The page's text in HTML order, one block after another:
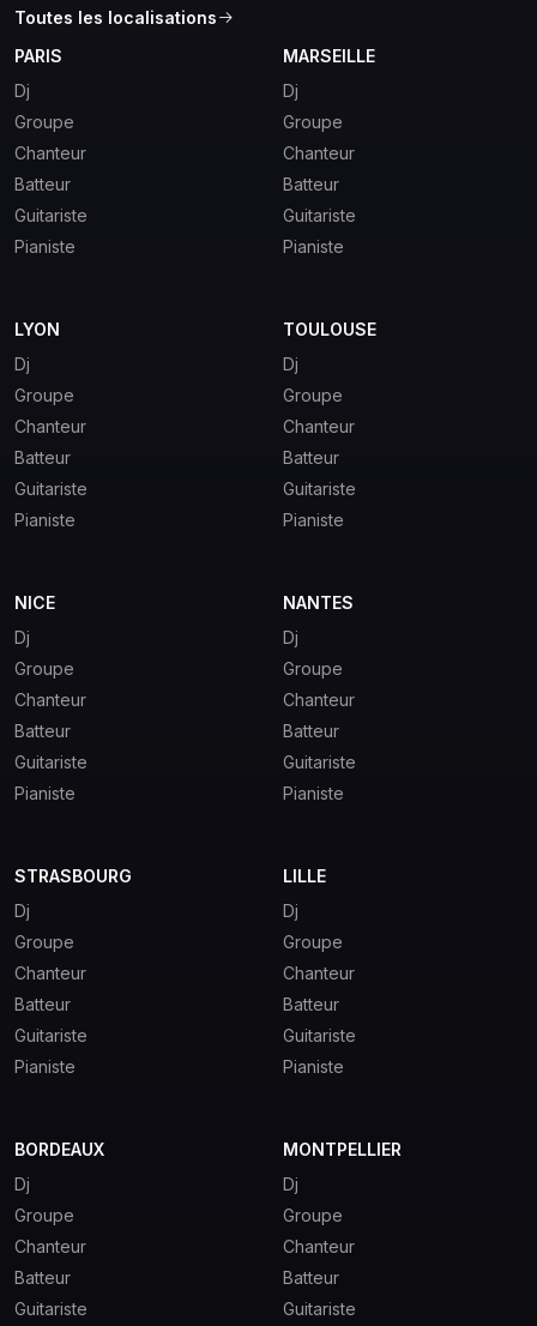
Toutes les localisations
PARIS
Dj
Groupe
Chanteur
Batteur
Guitariste
Pianiste
MARSEILLE
Dj
Groupe
Chanteur
Batteur
Guitariste
Pianiste
LYON
Dj
Groupe
Chanteur
Batteur
Guitariste
Pianiste
TOULOUSE
Dj
Groupe
Chanteur
Batteur
Guitariste
Pianiste
NICE
Dj
Groupe
Chanteur
Batteur
Guitariste
Pianiste
NANTES
Dj
Groupe
Chanteur
Batteur
Guitariste
Pianiste
STRASBOURG
Dj
Groupe
Chanteur
Batteur
Guitariste
Pianiste
LILLE
Dj
Groupe
Chanteur
Batteur
Guitariste
Pianiste
BORDEAUX
Dj
Groupe
Chanteur
Batteur
Guitariste
MONTPELLIER
Dj
Groupe
Chanteur
Batteur
Guitariste